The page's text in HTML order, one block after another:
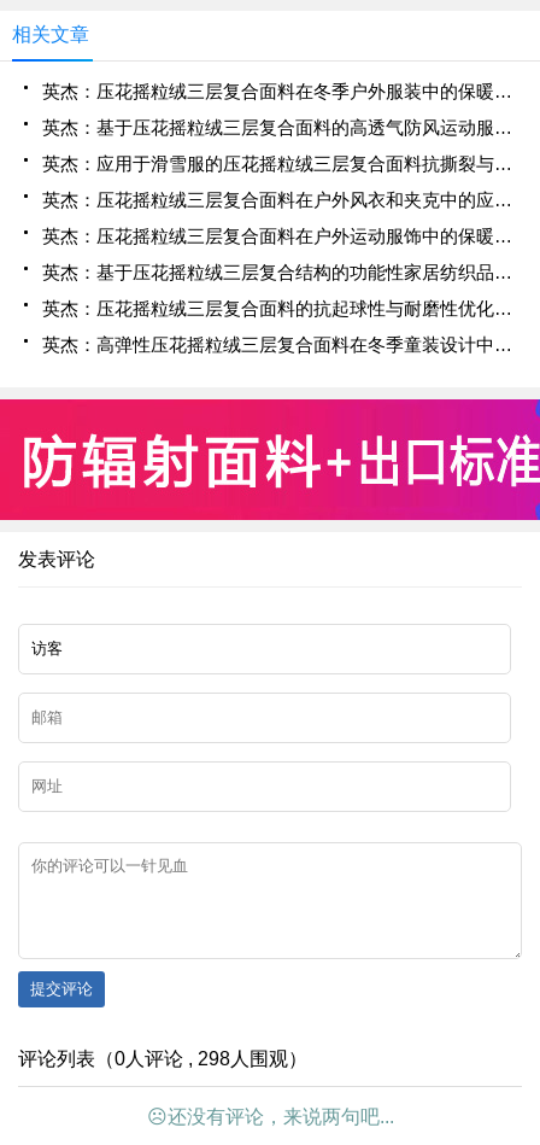
相关文章
英杰：压花摇粒绒三层复合面料在冬季户外服装中的保暖性能优化研究
英杰：基于压花摇粒绒三层复合面料的高透气防风运动服饰开发
英杰：应用于滑雪服的压花摇粒绒三层复合面料抗撕裂与耐磨性提升技术
英杰：压花摇粒绒三层复合面料在户外风衣和夹克中的应用与性能
英杰：压花摇粒绒三层复合面料在户外运动服饰中的保暖与透气性能研究
英杰：基于压花摇粒绒三层复合结构的功能性家居纺织品开发与应用
英杰：压花摇粒绒三层复合面料的抗起球性与耐磨性优化技术分析
英杰：高弹性压花摇粒绒三层复合面料在冬季童装设计中的应用实践
发表评论
提交评论
评论列表（0人评论 , 298人围观）
☹还没有评论，来说两句吧...